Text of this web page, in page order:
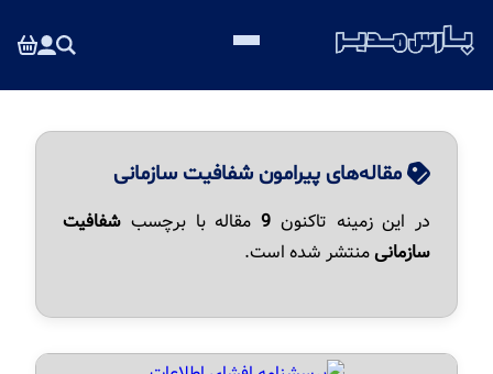
مقاله‌های پیرامون شفافیت سازمانی
در این زمینه تاکنون 9 مقاله با برچسب شفافیت
سازمانیمنتشر شده است.